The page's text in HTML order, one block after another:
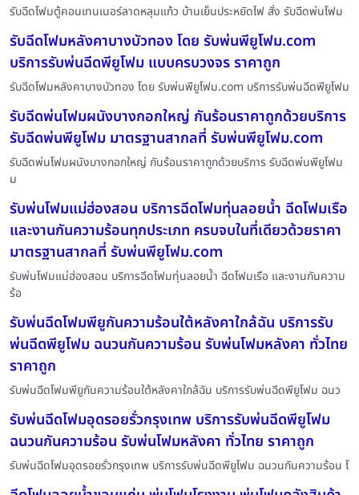
รับฉีดโฟมตู้คอนเทนเนอร์ลาดหลุมแก้ว บ้านเย็นประหยัดไฟ สั่ง รับฉีดพ่นโฟม
รับฉีดโฟมหลังคาบางบัวทอง โดย รับพ่นพียูโฟม.com
บริการรับพ่นฉีดพียูโฟม แบบครบวงจร ราคาถูก
รับฉีดโฟมหลังคาบางบัวทอง โดย รับพ่นพียูโฟม.com บริการรับพ่นฉีดพียูโฟม
รับฉีดพ่นโฟมผนังบางกอกใหญ่ กันร้อนราคาถูกด้วยบริการ
รับฉีดพ่นพียูโฟม มาตรฐานสากลที่ รับพ่นพียูโฟม.com
รับฉีดพ่นโฟมผนังบางกอกใหญ่ กันร้อนราคาถูกด้วยบริการ รับฉีดพ่นพียูโฟม
ม
รับพ่นโฟมแม่ฮ่องสอน บริการฉีดโฟมทุ่นลอยน้ำ ฉีดโฟมเรือ
และงานกันความร้อนทุกประเภท ครบจบในที่เดียวด้วยราคา
มาตรฐานสากลที่ รับพ่นพียูโฟม.com
รับพ่นโฟมแม่ฮ่องสอน บริการฉีดโฟมทุ่นลอยน้ำ ฉีดโฟมเรือ และงานกันความ
ร้อ
รับพ่นฉีดโฟมพียูกันความร้อนใต้หลังคาใกล้ฉัน บริการรับ
พ่นฉีดพียูโฟม ฉนวนกันความร้อน รับพ่นโฟมหลังคา ทั่วไทย
ราคาถูก
รับพ่นฉีดโฟมพียูกันความร้อนใต้หลังคาใกล้ฉัน บริการรับพ่นฉีดพียูโฟม ฉนว
รับพ่นฉีดโฟมอุดรอยรั่วกรุงเทพ บริการรับพ่นฉีดพียูโฟม
ฉนวนกันความร้อน รับพ่นโฟมหลังคา ทั่วไทย ราคาถูก
รับพ่นฉีดโฟมอุดรอยรั่วกรุงเทพ บริการรับพ่นฉีดพียูโฟม ฉนวนกันความร้อน โ